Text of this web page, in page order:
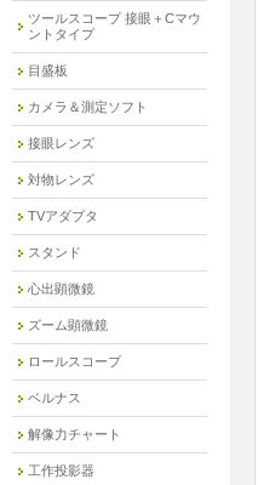
ツールスコープ 接眼＋Cマウ
ントタイプ
目盛板
カメラ＆測定ソフト
接眼レンズ
対物レンズ
TVアダプタ
スタンド
心出顕微鏡
ズーム顕微鏡
ロールスコープ
ベルナス
解像力チャート
工作投影器